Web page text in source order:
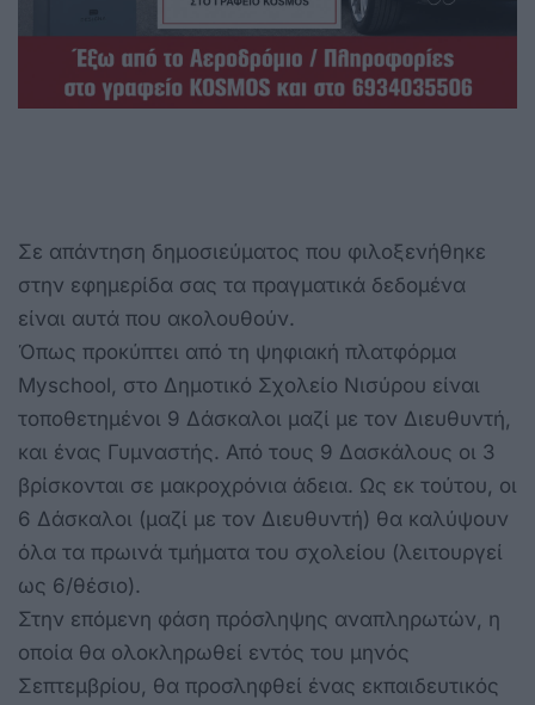
Σε απάντηση δημοσιεύματος που φιλοξενήθηκε
στην εφημερίδα σας τα πραγματικά δεδομένα
είναι αυτά που ακολουθούν.
Όπως προκύπτει από τη ψηφιακή πλατφόρμα
Myschool, στο Δημοτικό Σχολείο Νισύρου είναι
τοποθετημένοι 9 Δάσκαλοι μαζί με τον Διευθυντή,
και ένας Γυμναστής. Από τους 9 Δασκάλους οι 3
βρίσκονται σε μακροχρόνια άδεια. Ως εκ τούτου, οι
6 Δάσκαλοι (μαζί με τον Διευθυντή) θα καλύψουν
όλα τα πρωινά τμήματα του σχολείου (λειτουργεί
ως 6/θέσιο).
Στην επόμενη φάση πρόσληψης αναπληρωτών, η
οποία θα ολοκληρωθεί εντός του μηνός
Σεπτεμβρίου, θα προσληφθεί ένας εκπαιδευτικός